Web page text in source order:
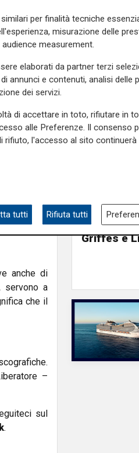
Conti,
Carolina
Conti
Messa,
Gazzoli
nulla
per fare
arrivare
per
anche di
servono a
che il
–
sul
.
recital di
viaggio tra
Griffes e
per finalità tecniche
misurazione delle
measurement.
elaborati da partner terzi
annunci e contenuti, analisi delle
dei servizi.
di accettare in toto, rifiutare in
alle Preferenze. Il consenso
rifiuto, l'accesso al sito
tutti Rifiuta tutti